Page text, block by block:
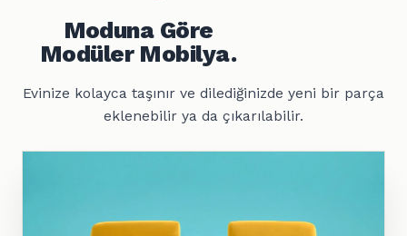
Moduna Göre
Modüler Mobilya.
Evinize kolayca taşınır ve dilediğinizde yeni bir parça
eklenebilir ya da çıkarılabilir.